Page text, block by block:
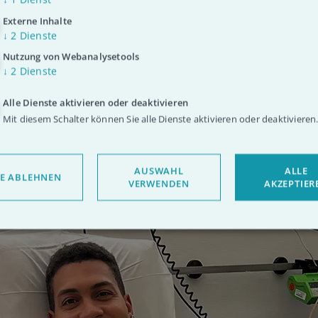
Blut fließt von der einen Seite raus,
werden gefiltert und an dem
sie wieder rein: Ein ständiger
die Stammzellen gewonnen
Externe Inhalte
↓ 2 Dienste
Nutzung von Webanalysetools
↓ 2 Dienste
Alle Dienste aktivieren oder deaktivieren
Mit diesem Schalter können Sie alle Dienste aktivieren oder deaktivieren.
ABLEHNEN
AUSWAHL
VERWENDEN
ALLE